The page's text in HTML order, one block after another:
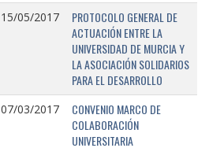
15/05/2017
PROTOCOLO GENERAL DE
ACTUACIÓN ENTRE LA
UNIVERSIDAD DE MURCIA Y
LA ASOCIACIÓN SOLIDARIOS
PARA EL DESARROLLO
07/03/2017
CONVENIO MARCO DE
COLABORACIÓN
UNIVERSITARIA